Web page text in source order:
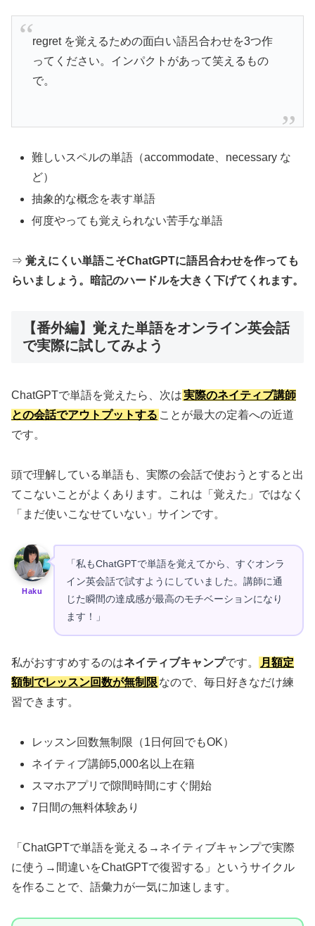
regret を覚えるための面白い語呂合わせを3つ作
ってください。インパクトがあって笑えるもの
で。
難しいスペルの単語（accommodate、necessary な
ど）
抽象的な概念を表す単語
何度やっても覚えられない苦手な単語
⇒ 覚えにくい単語こそChatGPTに語呂合わせを作っても
らいましょう。暗記のハードルを大きく下げてくれます。
【番外編】覚えた単語をオンライン英会話
で実際に試してみよう
ChatGPTで単語を覚えたら、次は実際のネイティブ講師
との会話でアウトプットする ことが最大の定着への近道
です。
頭で理解している単語も、実際の会話で使おうとすると出
てこないことがよくあります。これは「覚えた」ではなく
「まだ使いこなせていない」サインです。
Haku
「私もChatGPTで単語を覚えてから、すぐオンラ
イン英会話で試すようにしていました。講師に通
じた瞬間の達成感が最高のモチベーションになり
ます！」
私がおすすめするのはネイティブキャンプです。
月額定
額制でレッスン回数が無制限 なので、毎日好きなだけ練
習できます。
レッスン回数無制限（1日何回でもOK）
ネイティブ講師5,000名以上在籍
スマホアプリで隙間時間にすぐ開始
7日間の無料体験あり
「ChatGPTで単語を覚える→ネイティブキャンプで実際
に使う→間違いをChatGPTで復習する」というサイクル
を作ることで、語彙力が一気に加速します。